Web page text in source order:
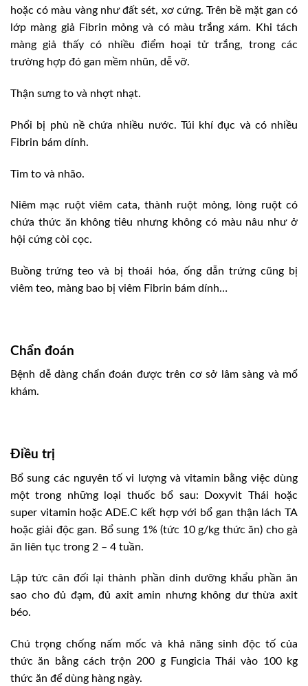
hoặc có màu vàng như đất sét, xơ cứng. Trên bề mặt gan có
lớp màng giả Fibrin mỏng và có màu trắng xám. Khi tách
màng giả thấy có nhiều điểm hoại tử trắng, trong các
trường hợp đó gan mềm nhũn, dễ vỡ.
Thận sưng to và nhợt nhạt.
Phổi bị phù nề chứa nhiều nước. Túi khí đục và có nhiều
Fibrin bám dính.
Tim to và nhão.
Niêm mạc ruột viêm cata, thành ruột mỏng, lòng ruột có
chứa thức ăn không tiêu nhưng không có màu nâu như ở
hội cứng còi cọc.
Buồng trứng teo và bị thoái hóa, ống dẫn trứng cũng bị
viêm teo, màng bao bị viêm Fibrin bám dính…
Chẩn đoán
Bệnh dễ dàng chẩn đoán được trên cơ sở lâm sàng và mổ
khám.
Ðiều trị
Bổ sung các nguyên tố vi lượng và vitamin bằng việc dùng
một trong những loại thuốc bổ sau: Doxyvit Thái hoặc
super vitamin hoặc ADE.C kết hợp với bổ gan thận lách TA
hoặc giải độc gan. Bổ sung 1% (tức 10 g/kg thức ăn) cho gà
ăn liên tục trong 2 – 4 tuần.
Lập tức cân đối lại thành phần dinh dưỡng khẩu phần ăn
sao cho đủ đạm, đủ axit amin nhưng không dư thừa axit
béo.
Chú trọng chống nấm mốc và khả năng sinh độc tố của
thức ăn bằng cách trộn 200 g Fungicia Thái vào 100 kg
thức ăn để dùng hàng ngày.